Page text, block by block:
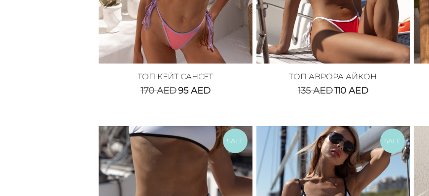
ТОП КЕЙТ САНСЕТ
170AED95 AED
ТОП АВРОРА АЙКОН
135AED110 AED
SALE SALE